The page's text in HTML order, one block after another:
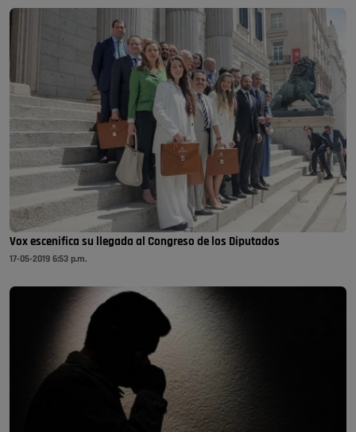
Vox escenifica su llegada al Congreso de los Diputados
17-05-2019 6:53 p.m.